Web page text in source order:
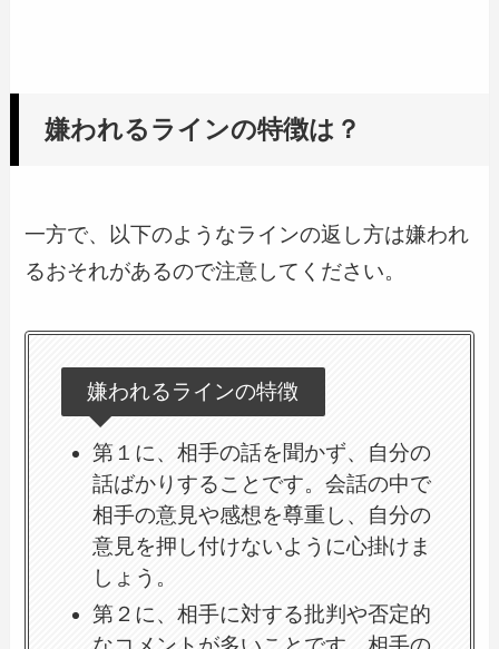
嫌われるラインの特徴は？
一方で、以下のようなラインの返し方は嫌われ
るおそれがあるので注意してください。
嫌われるラインの特徴
第１に、相手の話を聞かず、自分の
話ばかりすることです。会話の中で
相手の意見や感想を尊重し、自分の
意見を押し付けないように心掛けま
しょう。
第２に、相手に対する批判や否定的